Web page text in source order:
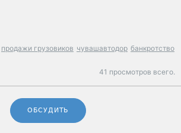
продажи грузовиков чувашавтодор банкротство
41 просмотров всего.
ОБСУДИТЬ